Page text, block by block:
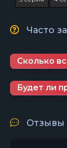
Часто
Сколько
Будет ли
Отзывы